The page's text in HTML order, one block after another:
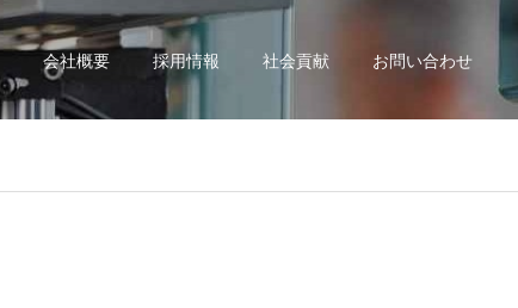
会社概要 採用情報 社会貢献 お問い合わせ